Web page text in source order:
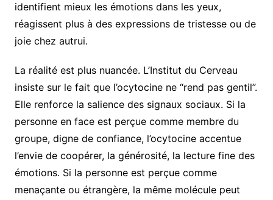
identifient mieux les émotions dans les yeux,
réagissent plus à des expressions de tristesse ou de
joie chez autrui.
La réalité est plus nuancée. L’Institut du Cerveau
insiste sur le fait que l’ocytocine ne “rend pas gentil”.
Elle renforce la salience des signaux sociaux. Si la
personne en face est perçue comme membre du
groupe, digne de confiance, l’ocytocine accentue
l’envie de coopérer, la générosité, la lecture fine des
émotions. Si la personne est perçue comme
menaçante ou étrangère, la même molécule peut